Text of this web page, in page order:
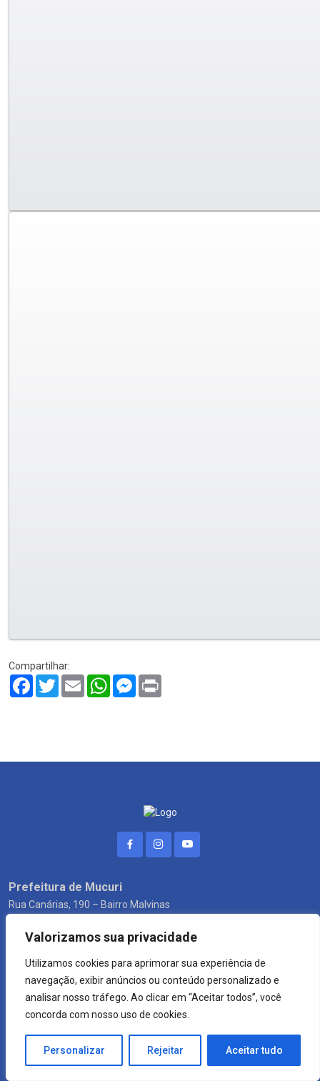
Valorizamos sua privacidade
Utilizamos cookies para aprimorar sua experiência de
navegação, exibir anúncios ou conteúdo personalizado e
analisar nosso tráfego. Ao clicar em “Aceitar todos”, você
concorda com nosso uso de cookies.
Personalizar Rejeitar Aceitar tudo
Compartilhar:
Facebook
TwitterEmail WhatsAppMessenger
Prefeitura de Mucuri
Rua Canárias, 190 – Bairro Malvinas
8h às 13h.
Ouvidoria
Fale Conosco
SIC - Serviço de Informação